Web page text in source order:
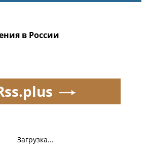
в России
Загрузка...